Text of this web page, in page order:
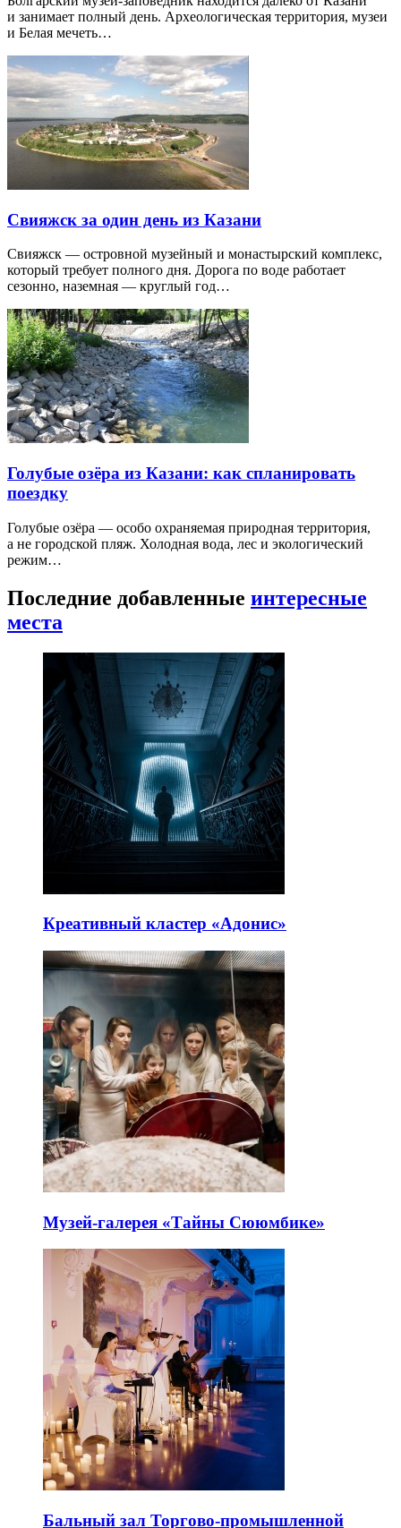
и занимает полный день. Археологическая территория, музеи
и Белая мечеть…
Свияжск за один день из Казани
Свияжск — островной музейный и монастырский комплекс,
который требует полного дня. Дорога по воде работает
сезонно, наземная — круглый год…
Голубые озёра из Казани: как спланировать
поездку
Голубые озёра — особо охраняемая природная территория,
а не городской пляж. Холодная вода, лес и экологический
режим…
Последние добавленные интересные
места
Креативный кластер «Адонис»
Музей-галерея «Тайны Сююмбике»
Бальный зал Торгово-промышленной